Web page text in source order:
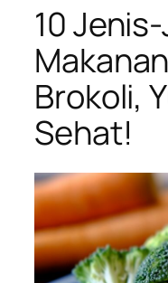
10
Brokoli,
Sehat!